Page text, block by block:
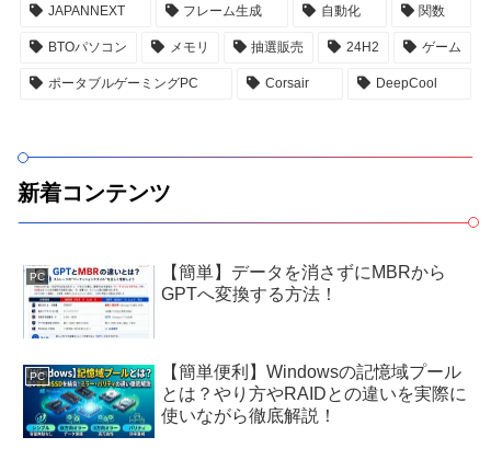
JAPANNEXT フレーム生成 自動化 関数
BTOパソコン メモリ 抽選販売 24H2 ゲーム
ポータブルゲーミングPC Corsair DeepCool
新着コンテンツ
PC
【簡単】データを消さずにMBRから
GPTへ変換する方法！
PC
【簡単便利】Windowsの記憶域プール
とは？やり方やRAIDとの違いを実際に
使いながら徹底解説！